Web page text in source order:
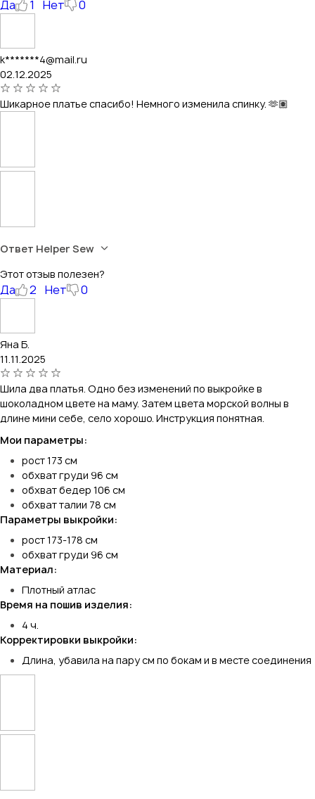
Да 1 Нет 0
k*******4@mail.ru
02.12.2025
Шикарное платье спасибо! Немного изменила спинку. 🫶🏽
Ответ Helper Sew
Этот отзыв полезен?
Да 2 Нет 0
Яна Б.
11.11.2025
Шила два платья. Одно без изменений по выкройке в
шоколадном цвете на маму. Затем цвета морской волны в
длине мини себе, село хорошо. Инструкция понятная.
Мои параметры:
рост 173 см
обхват груди 96 см
обхват бедер 106 см
обхват талии 78 см
Параметры выкройки:
рост 173-178 см
обхват груди 96 см
Материал:
Плотный атлас
Время на пошив изделия:
4 ч.
Корректировки выкройки:
Длина, убавила на пару см по бокам и в месте соединения